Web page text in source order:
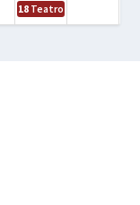
18 Teatro – Tres